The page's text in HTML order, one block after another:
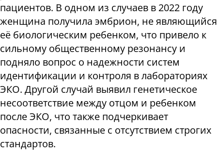
пациентов. В одном из случаев в 2022 году
женщина получила эмбрион, не являющийся
её биологическим ребенком, что привело к
сильному общественному резонансу и
подняло вопрос о надежности систем
идентификации и контроля в лабораториях
ЭКО. Другой случай выявил генетическое
несоответствие между отцом и ребенком
после ЭКО, что также подчеркивает
опасности, связанные с отсутствием строгих
стандартов.